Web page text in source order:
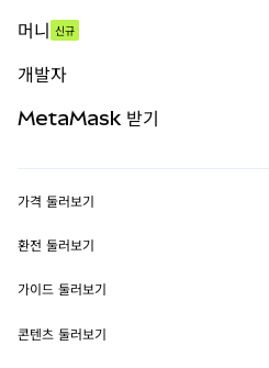
무기한 선물
실물자산
머니 신규
개발자
MetaMask Connect
Snaps
웹3 서비스
MetaMask 받기
보안
고객 지원
가격 둘러보기
이더리움 가격
솔라나 가격
환전 둘러보기
ETH를 USD로 환전
USDT를 INR로 환전
가이드 둘러보기
ETH 매수
콘텐츠 둘러보기